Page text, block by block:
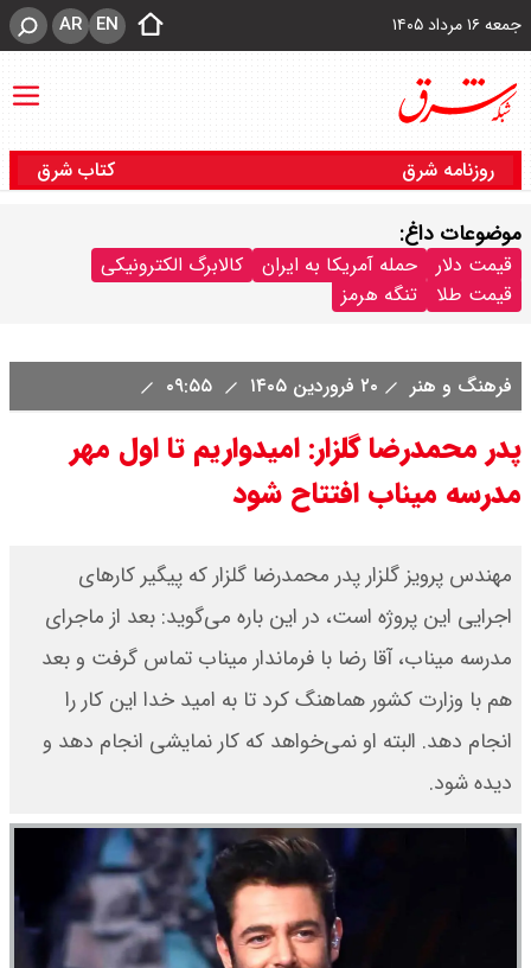
جمعه ۱۶ مرداد ۱۴۰۵ EN
AR
روزنامه شرق کتاب شرق
موضوعات داغ:
قیمت دلار حمله آمریکا به ایران
کالابرگ الکترونیکی
قیمت طلا
تنگه هرمز
فرهنگ و هنر ۲۰ فروردین ۱۴۰۵
پدر محمدرضا گلزار: امیدواریم تا اول مهر
مدرسه میناب افتتاح شود
مهندس پرویز گلزار پدر محمدرضا گلزار که پیگیر کارهای
اجرایی این پروژه است، در این باره می‌گوید: بعد از ماجرای
مدرسه میناب، آقا رضا با فرماندار میناب تماس گرفت و بعد
هم با وزارت کشور هماهنگ کرد تا به امید خدا این کار را
انجام دهد. البته او نمی‌خواهد که کار نمایشی انجام دهد و
دیده شود.